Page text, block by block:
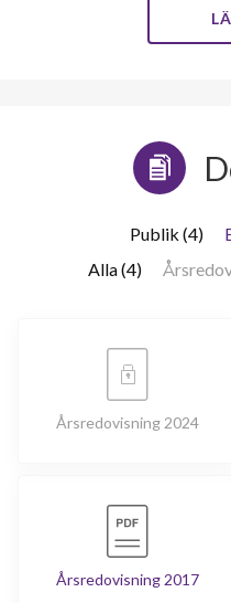
Publik (4)
Alla (4)
Årsredovisning 2024
Årsredovisning 2017